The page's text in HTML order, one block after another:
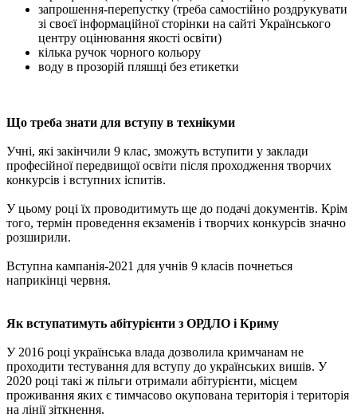
запрошення-перепустку (треба самостійно роздрукувати
зі своєї інформаційної сторінки на сайті Українського
центру оцінювання якості освіти)
кілька ручок чорного кольору
воду в прозорій пляшці без етикетки
Що треба знати для вступу в технікуми
Учні, які закінчили 9 клас, зможуть вступити у заклади
професійної передвищої освіти після проходження творчих
конкурсів і вступних іспитів.
У цьому році їх проводитимуть ще до подачі документів. Крім
того, термін проведення екзаменів і творчих конкурсів значно
розширили.
Вступна кампанія-2021 для учнів 9 класів почнеться
наприкінці червня.
Як вступатимуть абітурієнти з ОРДЛО і Криму
У 2016 році українська влада дозволила кримчанам не
проходити тестування для вступу до українських вишів. У
2020 році такі ж пільги отримали абітурієнти, місцем
проживання яких є тимчасово окупована територія і територія
на лінії зіткнення.